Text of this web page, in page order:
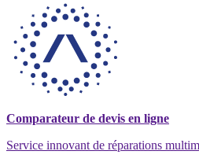
Comparateur de devis en ligne
Service innovant de réparations